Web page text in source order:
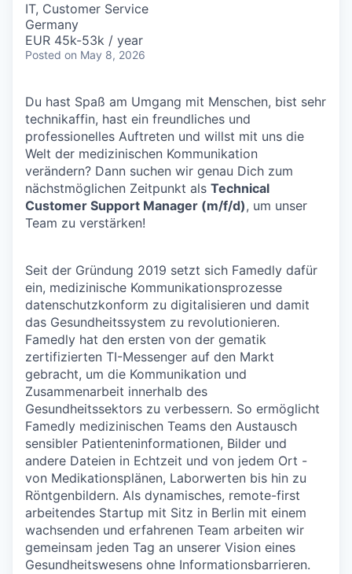
IT, Customer Service
Germany
EUR 45k-53k / year
Posted on May 8, 2026
Du hast Spaß am Umgang mit Menschen, bist sehr
technikaffin, hast ein freundliches und
professionelles Auftreten und willst mit uns die
Welt der medizinischen Kommunikation
verändern? Dann suchen wir genau Dich zum
nächstmöglichen Zeitpunkt als Technical
Customer Support Manager (m/f/d), um unser
Team zu verstärken!
Seit der Gründung 2019 setzt sich Famedly dafür
ein, medizinische Kommunikationsprozesse
datenschutzkonform zu digitalisieren und damit
das Gesundheitssystem zu revolutionieren.
Famedly hat den ersten von der gematik
zertifizierten TI-Messenger auf den Markt
gebracht, um die Kommunikation und
Zusammenarbeit innerhalb des
Gesundheitssektors zu verbessern. So ermöglicht
Famedly medizinischen Teams den Austausch
sensibler Patienteninformationen, Bilder und
andere Dateien in Echtzeit und von jedem Ort -
von Medikationsplänen, Laborwerten bis hin zu
Röntgenbildern. Als dynamisches, remote-first
arbeitendes Startup mit Sitz in Berlin mit einem
wachsenden und erfahrenen Team arbeiten wir
gemeinsam jeden Tag an unserer Vision eines
Gesundheitswesens ohne Informationsbarrieren.